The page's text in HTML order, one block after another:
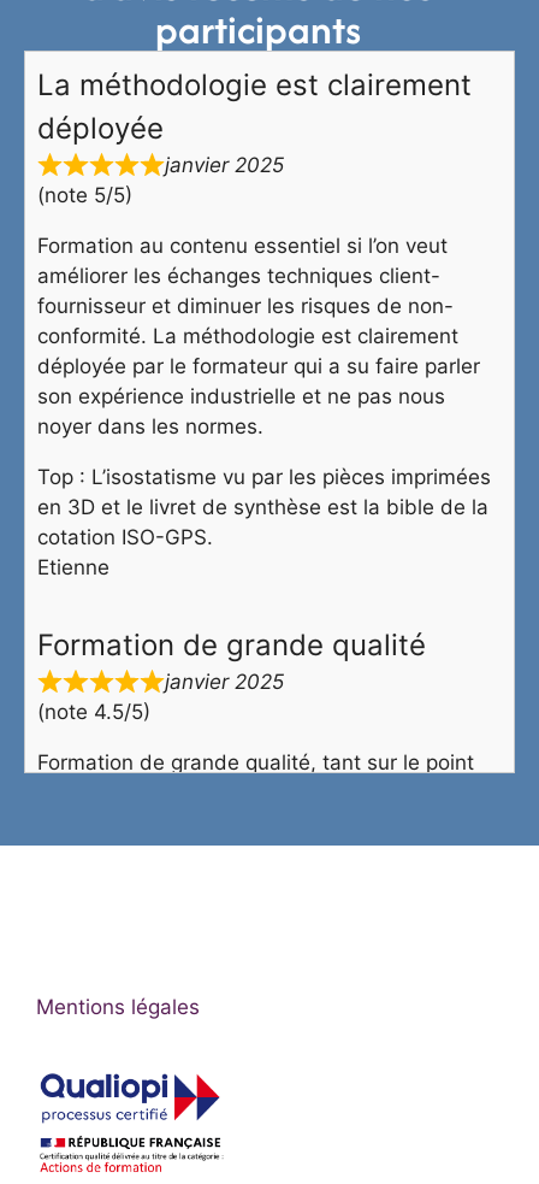
participants
La méthodologie est clairement
déployée
janvier 2025
(note 5/5)
Formation au contenu essentiel si l’on veut
améliorer les échanges techniques client-
fournisseur et diminuer les risques de non-
conformité. La méthodologie est clairement
déployée par le formateur qui a su faire parler
son expérience industrielle et ne pas nous
noyer dans les normes.
Top : L’isostatisme vu par les pièces imprimées
en 3D et le livret de synthèse est la bible de la
cotation ISO-GPS.
Etienne
Formation de grande qualité
janvier 2025
(note 4.5/5)
Formation de grande qualité, tant sur le point
Formateur très technique maitrisant
Cette formation a dépassé mes
novembre 2024
(note 5/5)
Cette formation a dépassé mes attentes. J’ai
Mentions légales